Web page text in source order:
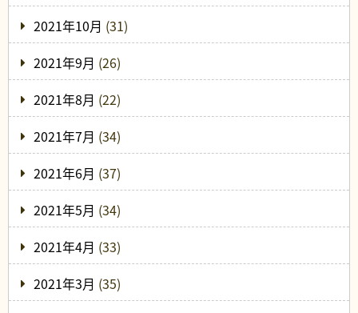
2021年10月 (31)
2021年9月 (26)
2021年8月 (22)
2021年7月 (34)
2021年6月 (37)
2021年5月 (34)
2021年4月 (33)
2021年3月 (35)